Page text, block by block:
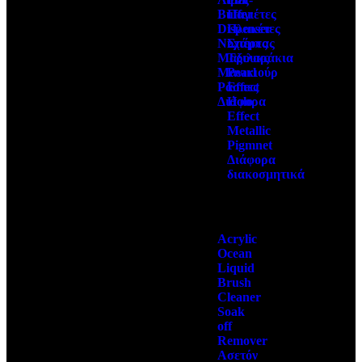
Buffer
Dispenser
Νυχιέρες
Μαξιλαράκια
Μανικιούρ
Ράσπες
Διάφορα
Παγιέτες
Πλακέτες
Στάμπας
Τρουκς
Pearl
Effect
Holo
Effect
Metallic
Pigmnet
Διάφορα
διακοσμητικά
Acrylic
Ocean
Liquid
Brush
Cleaner
Soak
off
Remover
Ασετόν